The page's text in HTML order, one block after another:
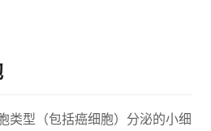
类型（包括癌细胞）分泌的小细